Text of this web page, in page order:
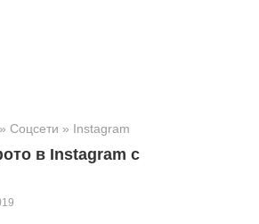
» Соцсети » Instagram
в Instagram с